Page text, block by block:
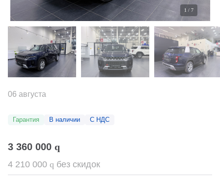
1 / 7
06 августа
Гарантия В наличии С НДС
3 360 000 q
4 210 000 q без скидок